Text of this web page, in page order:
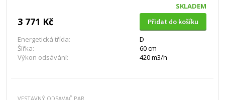
SKLADEM
3 771 Kč
Přidat do košíku
Energetická třída:
D
Šířka:
60 cm
Výkon odsávání:
420 m3/h
VESTAVNÝ ODSAVAČ PAR